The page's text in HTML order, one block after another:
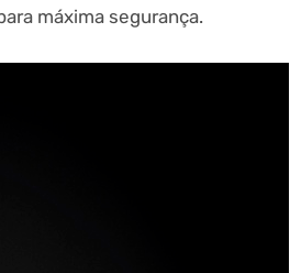
máxima segurança.